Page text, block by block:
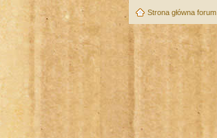
Strona główna forum